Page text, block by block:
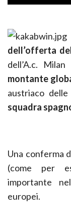
dell’offerta
dell’A.c. Milan
montante
austriaco
squadra
Una conferma
(come per
importante
europei.